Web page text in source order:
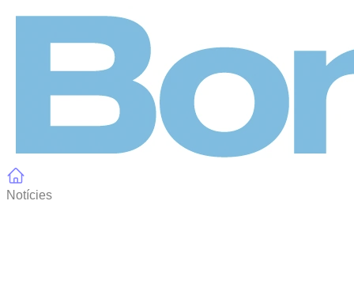
Notícies